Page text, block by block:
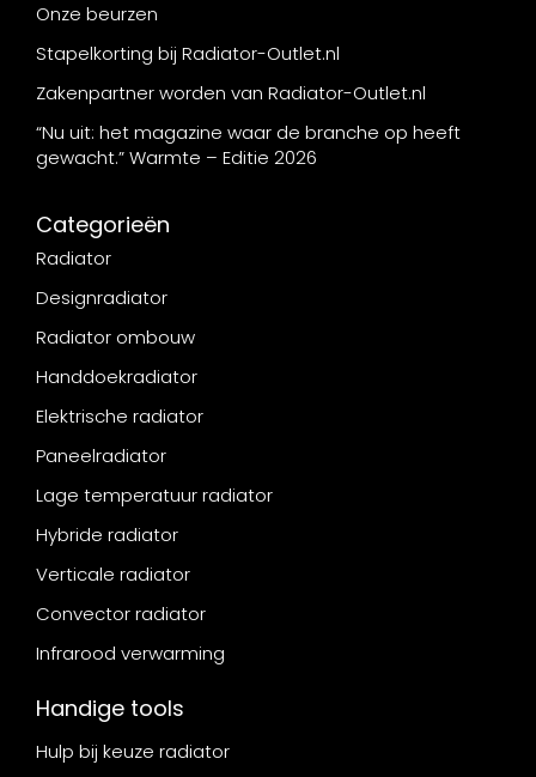
Onze beurzen
Stapelkorting bij Radiator-Outlet.nl
Zakenpartner worden van Radiator-Outlet.nl
“Nu uit: het magazine waar de branche op heeft
gewacht.” Warmte – Editie 2026
Categorieën
Radiator
Designradiator
Radiator ombouw
Handdoekradiator
Elektrische radiator
Paneelradiator
Lage temperatuur radiator
Hybride radiator
Verticale radiator
Convector radiator
Infrarood verwarming
Handige tools
Hulp bij keuze radiator